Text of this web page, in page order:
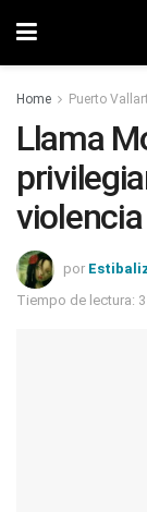
Home Puerto
Llama
violencia
por
Tiempo de lectura: